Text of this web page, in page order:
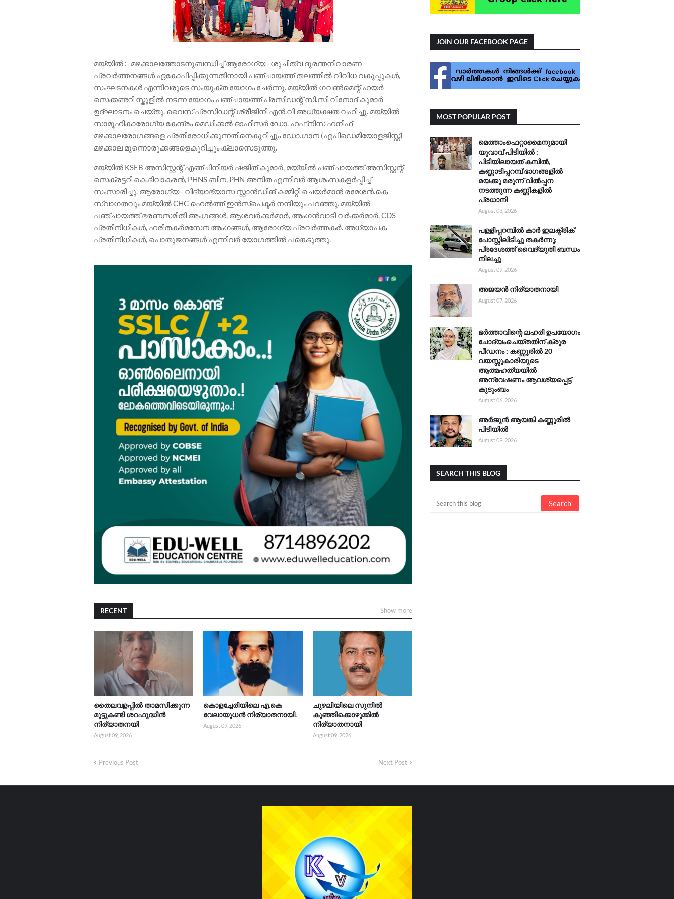
മയ്യിൽ :- മഴക്കാലത്തോടനുബന്ധിച്ച് ആരോഗ്യ - ശുചിത്വ ദുരന്തനിവാരണ
പ്രവർത്തനങ്ങൾ ഏകോപിപ്പിക്കുന്നതിനായി പഞ്ചായത്ത് തലത്തിൽ വിവിധ വകുപ്പുകൾ,
സംഘടനകൾ എന്നിവരുടെ സംയുക്ത യോഗം ചേർന്നു. മയ്യിൽ ഗവൺമെന്റ് ഹയർ
സെക്കണ്ടറി സ്കൂളിൽ നടന്ന യോഗം പഞ്ചായത്ത്‌ പ്രസിഡന്റ് സി.സി വിനോദ് കുമാർ
ഉദ്ഘാടനം ചെയ്തു. വൈസ് പ്രസിഡന്റ് ശ്രീജിനി എൻ.വി അധ്യക്ഷത വഹിച്ചു. മയ്യിൽ
സാമൂഹികാരോഗ്യ കേന്ദ്രം മെഡിക്കൽ ഓഫീസർ ഡോ. ഹഫ്‌നിസ ഹനീഫ്
മഴക്കാലരോഗങ്ങളെ പ്രതിരോധിക്കുന്നതിനെകുറിച്ചും ഡോ.ഗാന (എപിഡെമിയോളജിസ്റ്റ്)
മഴക്കാല മുന്നൊരുക്കങ്ങളെകുറിച്ചും ക്ലാസെടുത്തു.
മയ്യിൽ KSEB അസിസ്റ്റന്റ് എഞ്ചിനീയർ ഷജിത് കുമാർ, മയ്യിൽ പഞ്ചായത്ത്‌ അസിസ്റ്റന്റ്
സെക്രട്ടറി കെ.ദിവാകരൻ, PHNS ബീന, PHN അനിത എന്നിവർ ആശംസകളർപ്പിച്ച്
സംസാരിച്ചു. ആരോഗ്യ - വിദ്യാഭ്യാസ സ്റ്റാൻഡിങ് കമ്മിറ്റി ചെയർമാൻ രമേശൻ.കെ
സ്വാഗതവും മയ്യിൽ CHC ഹെൽത്ത്‌ ഇൻസ്‌പെക്ടർ നന്ദിയും പറഞ്ഞു. മയ്യിൽ
പഞ്ചായത്ത് ഭരണസമിതി അംഗങ്ങൾ, ആശവർക്കർമാർ, അംഗൻവാടി വർക്കർമാർ, CDS
പ്രതിനിധികൾ, ഹരിതകർമസേന അംഗങ്ങൾ, ആരോഗ്യ പ്രവർത്തകർ. അധ്യാപക
പ്രതിനിധികൾ, പൊതുജനങ്ങൾ എന്നിവർ യോഗത്തിൽ പങ്കെടുത്തു.
RECENT Show more
തൈലവളപ്പിൽ താമസിക്കുന്ന
മുട്ടുകണ്ടി ശറഫുദ്ധീൻ
നിര്യാതനയി
August 09, 2026
കൊളച്ചേരിയിലെ എ.കെ
വേലായുധൻ നിര്യാതനായി.
August 09, 2026
ചുഴലിയിലെ സുനിൽ
കുഞ്ഞിക്കൊഴുമ്മിൽ
നിര്യാതനായി
August 09, 2026
Previous Post Next Post
JOIN OUR FACEBOOK PAGE
MOST POPULAR POST
മെത്താംഫെറ്റാമൈനുമായി
യുവാവ് പിടിയിൽ ;
പിടിയിലായത് കമ്പിൽ,
കണ്ണാടിപ്പറമ്പ് ഭാഗങ്ങളിൽ
മയക്കു മരുന്ന് വിൽപ്പന
നടത്തുന്ന കണ്ണികളിൽ
പ്രധാനി
August 03, 2026
പള്ളിപ്പറമ്പിൽ കാർ ഇലക്ട്രിക്
പോസ്റ്റിലിടിച്ചു തകർന്നു;
പ്രദേശത്ത് വൈദ്യുതി ബന്ധം
നിലച്ചു
August 09, 2026
അജയൻ നിര്യാതനായി
August 07, 2026
ഭർത്താവിന്റെ ലഹരി ഉപയോഗം
ചോദ്യംചെയ്തതിന് ക്രൂര
പീഡനം ; കണ്ണൂരിൽ 20
വയസ്സുകാരിയുടെ
ആത്മഹത്യയിൽ
അന്വേഷണം ആവശ്യപ്പെട്ട്
കുടുംബം
August 06, 2026
അർജുൻ ആയങ്കി കണ്ണൂരിൽ
പിടിയിൽ
August 09, 2026
SEARCH THIS BLOG